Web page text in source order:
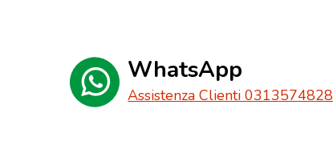
WhatsApp
Assistenza Clienti 0313574828